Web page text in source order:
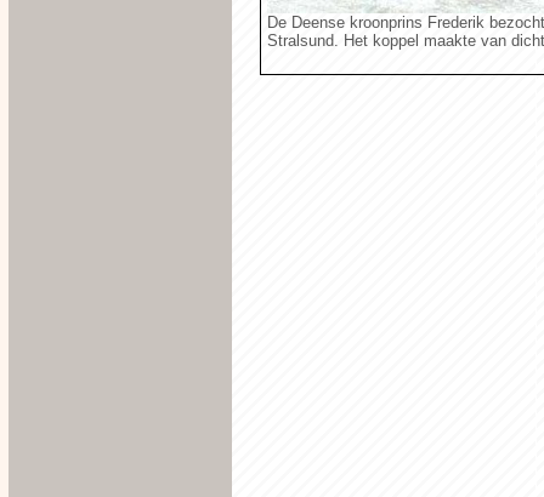
De Deense kroonprins Frederik
Stralsund. Het koppel maakte van